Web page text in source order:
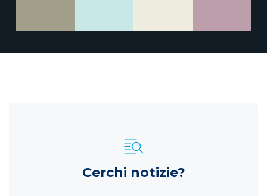
Cerchi notizie?